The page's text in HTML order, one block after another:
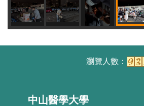
114.09.24實
中山醫學大學